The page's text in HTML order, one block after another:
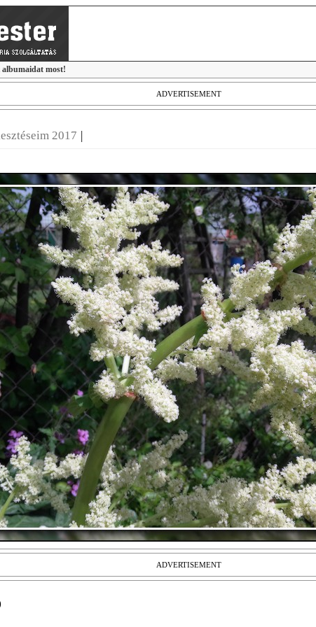
most!
ADVERTISEMENT
2017 |
ADVERTISEMENT